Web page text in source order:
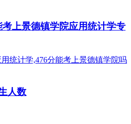
上景德镇学院应用统计学专
人数